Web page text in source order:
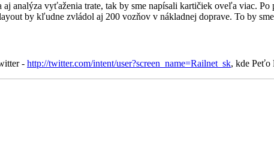
analýza vyťaženia trate, tak by sme napísali kartičiek oveľa viac.
by kľudne zvládol aj 200 vozňov v nákladnej doprave. To by
- http://twitter.com/intent/user?screen_name=Railnet_sk, kde Peťo